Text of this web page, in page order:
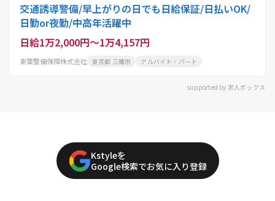
交通誘導警備/早上がりの日でも日給保証/日払いOK/
日勤or夜勤/中高年活躍中
日給1万2,000円～1万4,157円
東葉警備保障株式会社 東京都 三鷹市 アルバイト・パート
supported by 求人ボックス
Kstyleを
Google検索でお気に入り登録